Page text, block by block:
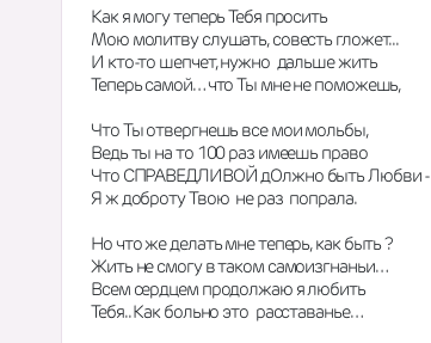
Как я могу теперь Тебя просить
Мою молитву слушать, совесть гложет...
И кто-то шепчет, нужно  дальше жить
Теперь самой… что Ты мне не поможешь,
Что Ты отвергнешь все мои мольбы,
Ведь ты на то 100 раз имеешь право
Что СПРАВЕДЛИВОЙ дОлжно быть Любви -
Я ж доброту Твою  не раз  попрала.
Но что же делать мне теперь, как быть ?
Жить не смогу в таком самоизгнаньи…
Всем сердцем продолжаю я любить
Тебя.. Как больно это  расставанье…